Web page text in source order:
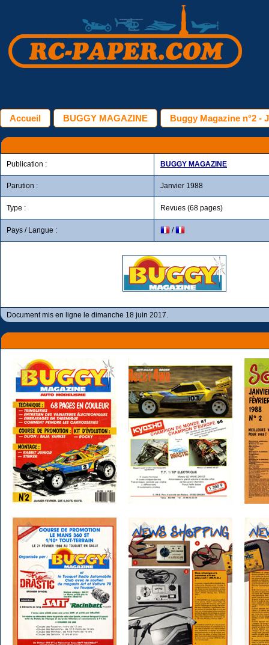
Accueil BUGGY MAGAZINE Buggy Magazine n°2 -
Publication : BUGGY MAGAZINE
Parution : Janvier 1988
Type : Revues (68 pages)
Pays / Langue : /
Document mis en ligne le dimanche 18 juin 2017.